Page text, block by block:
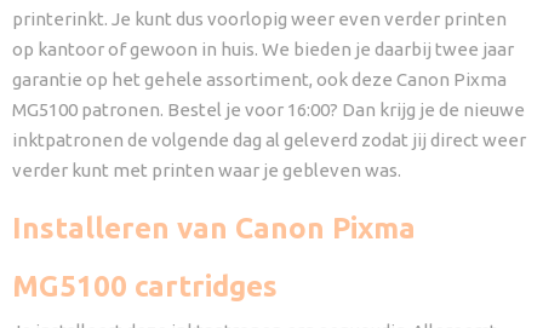
printerinkt. Je kunt dus voorlopig weer even verder printen
op kantoor of gewoon in huis. We bieden je daarbij twee jaar
garantie op het gehele assortiment, ook deze Canon Pixma
MG5100 patronen. Bestel je voor 16:00? Dan krijg je de nieuwe
inktpatronen de volgende dag al geleverd zodat jij direct weer
verder kunt met printen waar je gebleven was.
Installeren van Canon Pixma
MG5100 cartridges